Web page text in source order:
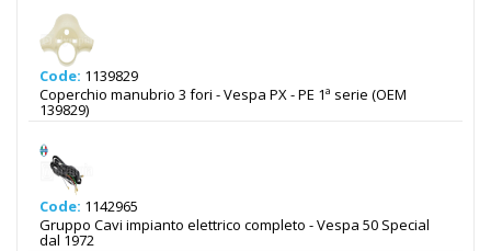
Code: 1139829
Coperchio manubrio 3 fori - Vespa PX - PE 1ª serie (OEM
139829)
Code: 1142965
Gruppo Cavi impianto elettrico completo - Vespa 50 Special
dal 1972